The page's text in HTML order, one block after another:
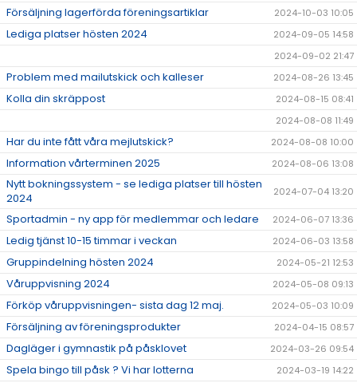
Försäljning lagerförda föreningsartiklar 2024-10-03 10:05
Lediga platser hösten 2024
2024-09-05 14:58
2024-09-02 21:47
Problem med mailutskick och kalleser 2024-08-26 13:45
Kolla din skräppost
2024-08-15 08:41
2024-08-08 11:49
Har du inte fått våra mejlutskick? 2024-08-08 10:00
Information vårterminen 2025 2024-08-06 13:08
Nytt bokningssystem - se lediga platser till hösten
2024
2024-07-04 13:20
Sportadmin - ny app för medlemmar och ledare 2024-06-07 13:36
Ledig tjänst 10-15 timmar i veckan 2024-06-03 13:58
Gruppindelning hösten 2024 2024-05-21 12:53
Våruppvisning 2024 2024-05-08 09:13
Förköp våruppvisningen- sista dag 12 maj. 2024-05-03 10:09
Försäljning av föreningsprodukter 2024-04-15 08:57
Dagläger i gymnastik på påsklovet 2024-03-26 09:54
Spela bingo till påsk ? Vi har lotterna 2024-03-19 14:22